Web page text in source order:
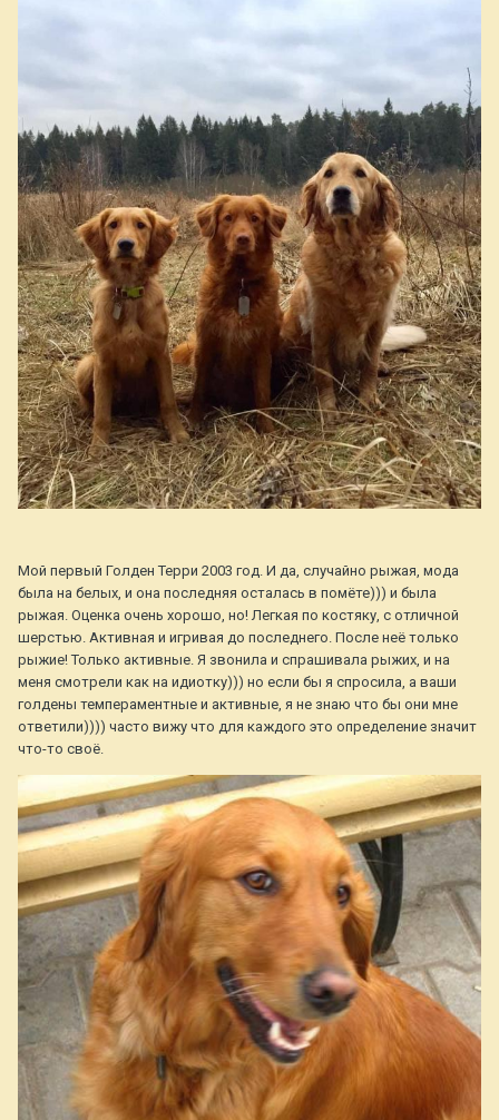
Мой первый Голден Терри 2003 год. И да, случайно рыжая, мода
была на белых, и она последняя осталась в помёте))) и была
рыжая. Оценка очень хорошо, но! Легкая по костяку, с отличной
шерстью. Активная и игривая до последнего. После неё только
рыжие! Только активные. Я звонила и спрашивала рыжих, и на
меня смотрели как на идиотку))) но если бы я спросила, а ваши
голдены темпераментные и активные, я не знаю что бы они мне
ответили)))) часто вижу что для каждого это определение значит
что-то своё.